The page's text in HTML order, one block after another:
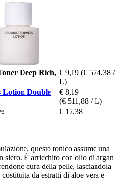
Deep Rich, € 9,19 (€ 574,38 /
L)
Lotion Double
€ 8,19
(€ 511,88 / L)
€ 17,38
questo tonico assume una
siero. È arricchito con olio di argan
cura della pelle, lasciandola
da estratti di aloe vera e